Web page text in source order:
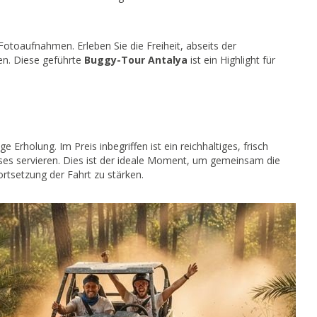
Erleben Sie die Freiheit, abseits der
Diese geführte Buggy-Tour Antalya ist ein Highlight für
Erholung. Im Preis inbegriffen ist ein reichhaltiges, frisch
servieren. Dies ist der ideale Moment, um gemeinsam die
der Fahrt zu stärken.